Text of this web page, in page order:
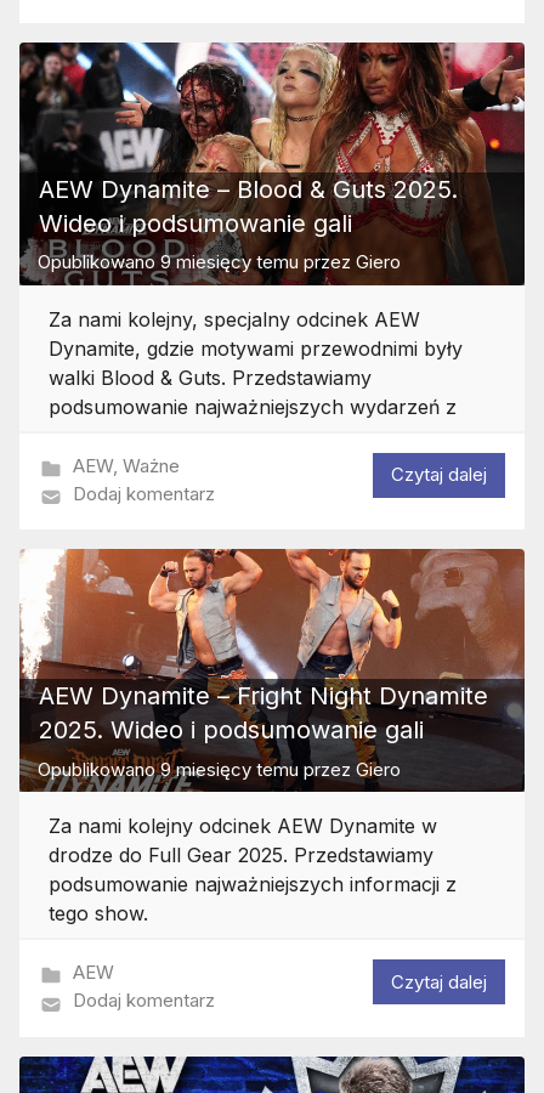
AEW Dynamite – Blood & Guts 2025.
Wideo i podsumowanie gali
Opublikowano9 miesięcy temu przez Giero
Za nami kolejny, specjalny odcinek AEW
Dynamite, gdzie motywami przewodnimi były
walki Blood & Guts. Przedstawiamy
podsumowanie najważniejszych wydarzeń z
AEW, Ważne
Dodaj komentarz
Czytaj dalej
AEW Dynamite – Fright Night Dynamite
2025. Wideo i podsumowanie gali
Opublikowano9 miesięcy temu przez Giero
Za nami kolejny odcinek AEW Dynamite w
drodze do Full Gear 2025. Przedstawiamy
podsumowanie najważniejszych informacji z
tego show.
AEW
Dodaj komentarz
Czytaj dalej